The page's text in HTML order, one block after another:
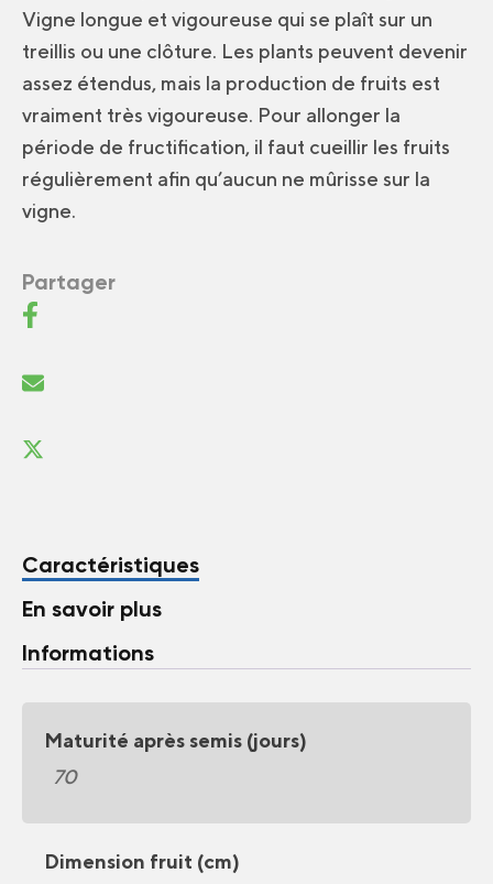
Vigne longue et vigoureuse qui se plaît sur un
treillis ou une clôture. Les plants peuvent devenir
assez étendus, mais la production de fruits est
vraiment très vigoureuse. Pour allonger la
période de fructification, il faut cueillir les fruits
régulièrement afin qu’aucun ne mûrisse sur la
vigne.
Partager
Caractéristiques
En savoir plus
Informations
Maturité après semis (jours)
70
Dimension fruit (cm)